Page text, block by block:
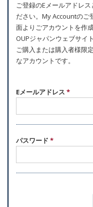
マ
リ
ー
タ
ブ
ご登録のEメールアドレ
ださい。My Accountのご
面よりごアカウントを作
OUPジャパンウェブサイ
ご購入または購入者様限
なアカウントです。
Eメールアドレス *
パスワード *